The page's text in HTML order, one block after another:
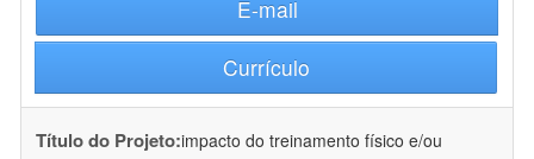
E-mail
Currículo
Título do Projeto:impacto do treinamento físico e/ou